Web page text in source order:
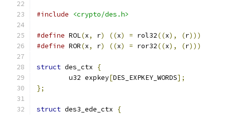
#include <crypto/des.h>
#define ROL(x, r) ((x) = rol32((x), (r)))
#define ROR(x, r) ((x) = ror32((x), (r)))
struct des_ctx
{
	u32 expkey
[DES_EXPKEY_WORDS];
};
struct des3_ede_ctx
{